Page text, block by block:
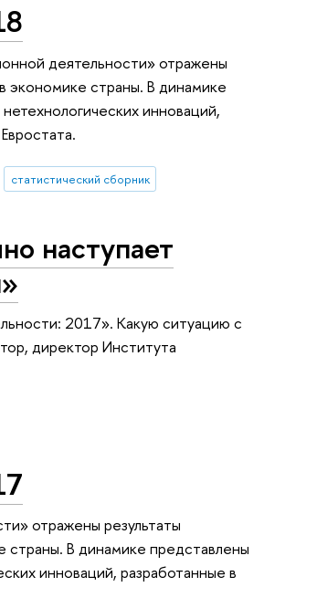
деятельности» отражены
экономике страны. В динамике
инноваций,
статистический сборник
наступает
2017». Какую ситуацию с
директор Института
отражены результаты
В динамике представлены
инноваций, разработанные в